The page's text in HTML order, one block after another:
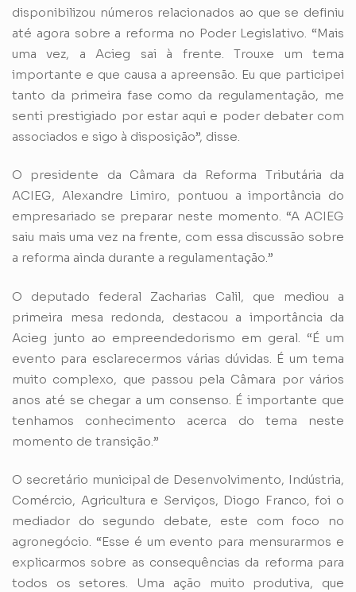
disponibilizou números relacionados ao que se definiu
até agora sobre a reforma no Poder Legislativo. “Mais
uma vez, a Acieg sai à frente. Trouxe um tema
importante e que causa a apreensão. Eu que participei
tanto da primeira fase como da regulamentação, me
senti prestigiado por estar aqui e poder debater com
associados e sigo à disposição”, disse.
O presidente da Câmara da Reforma Tributária da
ACIEG, Alexandre Limiro, pontuou a importância do
empresariado se preparar neste momento. “A ACIEG
saiu mais uma vez na frente, com essa discussão sobre
a reforma ainda durante a regulamentação.”
O deputado federal Zacharias Calil, que mediou a
primeira mesa redonda, destacou a importância da
Acieg junto ao empreendedorismo em geral. “É um
evento para esclarecermos várias dúvidas. É um tema
muito complexo, que passou pela Câmara por vários
anos até se chegar a um consenso. É importante que
tenhamos conhecimento acerca do tema neste
momento de transição.”
O secretário municipal de Desenvolvimento, Indústria,
Comércio, Agricultura e Serviços, Diogo Franco, foi o
mediador do segundo debate, este com foco no
agronegócio. “Esse é um evento para mensurarmos e
explicarmos sobre as consequências da reforma para
todos os setores. Uma ação muito produtiva, que